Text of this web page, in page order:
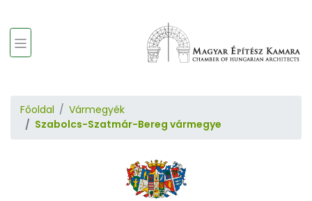
Főoldal
Vármegyék
Szabolcs-Szatmár-Bereg vármegye